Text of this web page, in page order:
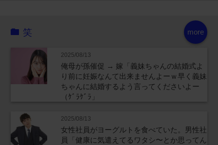
more
笑
2025/08/13
俺母が孫催促 → 嫁「義妹ちゃんの結婚式よ
り前に妊娠なんて出来ませんよーｗ早く義妹
ちゃんに結婚するよう言ってくださいよー
（ｹﾞﾗｹﾞﾗ」
2025/08/13
女性社員がヨーグルトを食べていた。男性社
員「健康に気遣えてるワタシ〜とか思ってん